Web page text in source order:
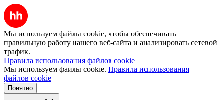
Мы используем файлы cookie, чтобы обеспечивать
правильную работу нашего веб-сайта и анализировать сетевой
трафик.
Правила использования файлов cookie
Мы используем файлы cookie. Правила использования
файлов cookie
Понятно